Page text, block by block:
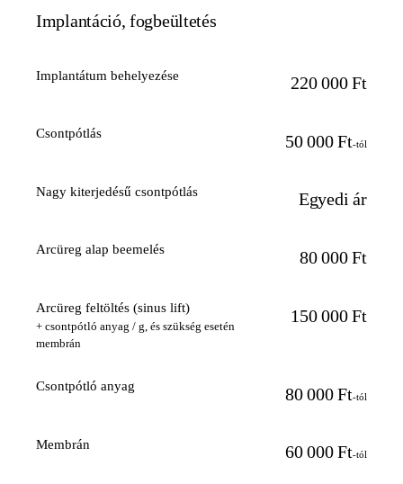
esetben akár el is kell távolítani.
Implantáció, fogbeültetés
Implantátum behelyezése 220 000 Ft
Csontpótlás 50 000 Ft-tól
Nagy kiterjedésű csontpótlás Egyedi ár
Arcüreg alap beemelés 80 000 Ft
Arcüreg feltöltés (sinus lift)
+ csontpótló anyag / g, és szükség esetén
membrán
150 000 Ft
Csontpótló anyag 80 000 Ft-tól
Membrán 60 000 Ft-tól